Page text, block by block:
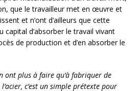
que le travailleur met en œuvre et
et n’ont d’ailleurs que cette
d’absorber le travail vivant
de production et d’en absorber le
ont plus à faire qu’à fabriquer de
l’acier, c’est un simple prétexte pour